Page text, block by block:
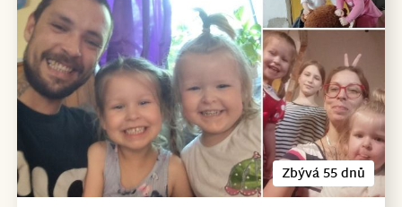
Zbývá 55 dnů